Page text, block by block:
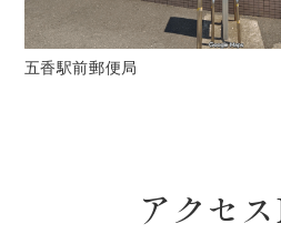
五香駅前郵便局
アクセ